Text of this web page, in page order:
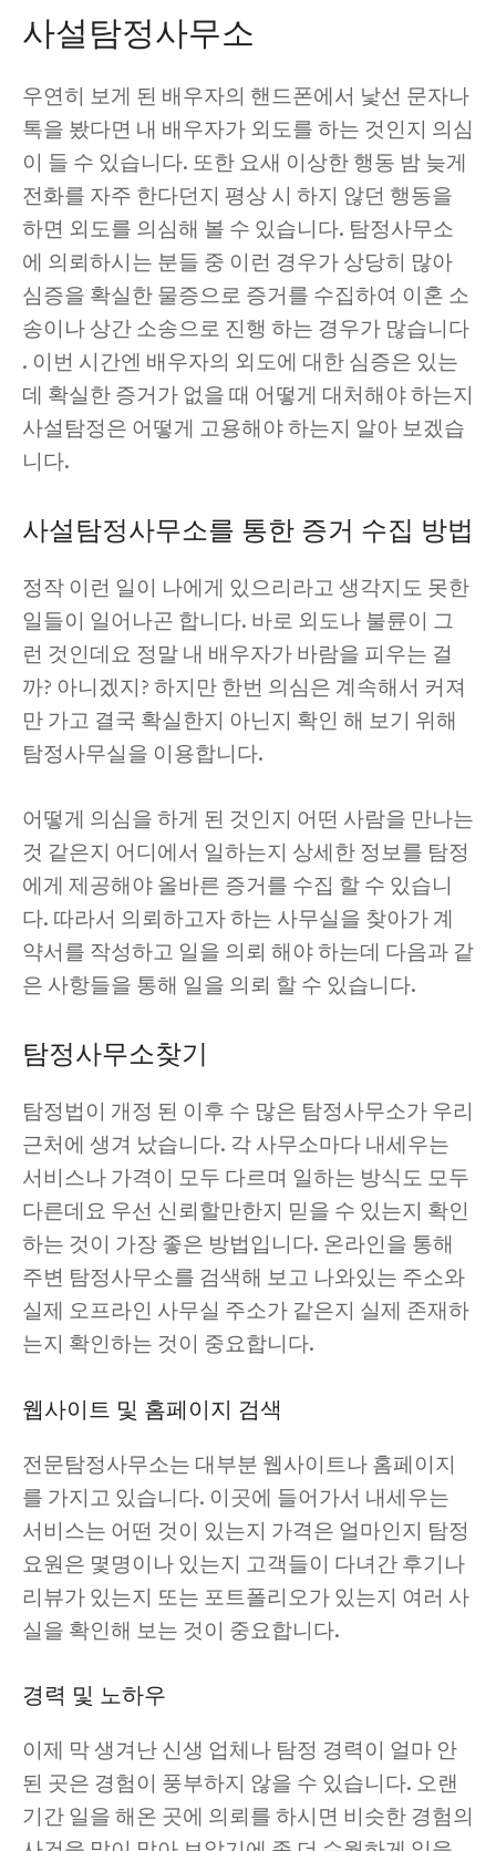
사설탐정사무소
우연히 보게 된 배우자의 핸드폰에서 낯선 문자나
톡을 봤다면 내 배우자가 외도를 하는 것인지 의심
이 들 수 있습니다. 또한 요새 이상한 행동 밤 늦게
전화를 자주 한다던지 평상 시 하지 않던 행동을
하면 외도를 의심해 볼 수 있습니다. 탐정사무소
에 의뢰하시는 분들 중 이런 경우가 상당히 많아
심증을 확실한 물증으로 증거를 수집하여 이혼 소
송이나 상간 소송으로 진행 하는 경우가 많습니다
. 이번 시간엔 배우자의 외도에 대한 심증은 있는
데 확실한 증거가 없을 때 어떻게 대처해야 하는지
사설탐정은 어떻게 고용해야 하는지 알아 보겠습
니다.
사설탐정사무소를 통한 증거 수집 방법
정작 이런 일이 나에게 있으리라고 생각지도 못한
일들이 일어나곤 합니다. 바로 외도나 불륜이 그
런 것인데요 정말 내 배우자가 바람을 피우는 걸
까? 아니겠지? 하지만 한번 의심은 계속해서 커져
만 가고 결국 확실한지 아닌지 확인 해 보기 위해
탐정사무실을 이용합니다.
어떻게 의심을 하게 된 것인지 어떤 사람을 만나는
것 같은지 어디에서 일하는지 상세한 정보를 탐정
에게 제공해야 올바른 증거를 수집 할 수 있습니
다. 따라서 의뢰하고자 하는 사무실을 찾아가 계
약서를 작성하고 일을 의뢰 해야 하는데 다음과 같
은 사항들을 통해 일을 의뢰 할 수 있습니다.
탐정사무소찾기
탐정법이 개정 된 이후 수 많은 탐정사무소가 우리
근처에 생겨 났습니다. 각 사무소마다 내세우는
서비스나 가격이 모두 다르며 일하는 방식도 모두
다른데요 우선 신뢰할만한지 믿을 수 있는지 확인
하는 것이 가장 좋은 방법입니다. 온라인을 통해
주변 탐정사무소를 검색해 보고 나와있는 주소와
실제 오프라인 사무실 주소가 같은지 실제 존재하
는지 확인하는 것이 중요합니다.
웹사이트 및 홈페이지 검색
전문탐정사무소는 대부분 웹사이트나 홈페이지
를 가지고 있습니다. 이곳에 들어가서 내세우는
서비스는 어떤 것이 있는지 가격은 얼마인지 탐정
요원은 몇명이나 있는지 고객들이 다녀간 후기나
리뷰가 있는지 또는 포트폴리오가 있는지 여러 사
실을 확인해 보는 것이 중요합니다.
경력 및 노하우
이제 막 생겨난 신생 업체나 탐정 경력이 얼마 안
된 곳은 경험이 풍부하지 않을 수 있습니다. 오랜
기간 일을 해온 곳에 의뢰를 하시면 비슷한 경험의